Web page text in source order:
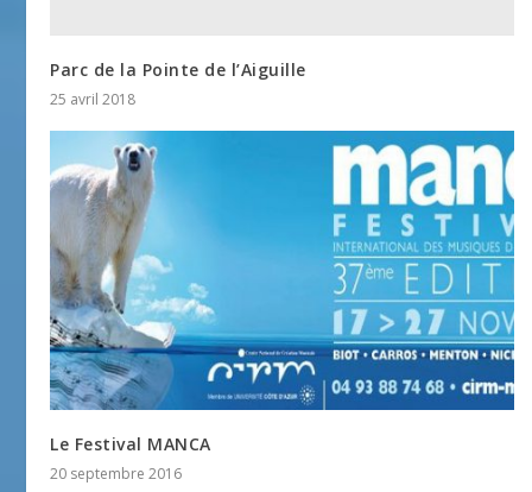
Parc de la Pointe de l’Aiguille
25 avril 2018
Le Festival MANCA
20 septembre 2016